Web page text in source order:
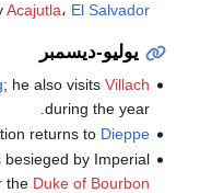
Acajutla، El Salvador
يوليو-ديسمبر
; he also visits Villach
during the year.
returns to Dieppe
by Imperial
the Duke of Bourbon